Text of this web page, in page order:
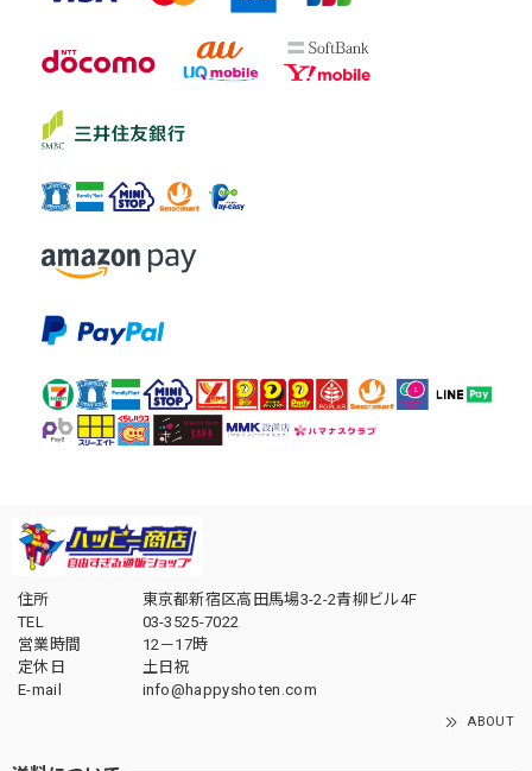
住所
東京都新宿区高田馬場3-2-2青柳ビル4F
TEL
03-3525-7022
営業時間
12－17時
定休日
土日祝
E-mail
info@happyshoten.com
ABOUT